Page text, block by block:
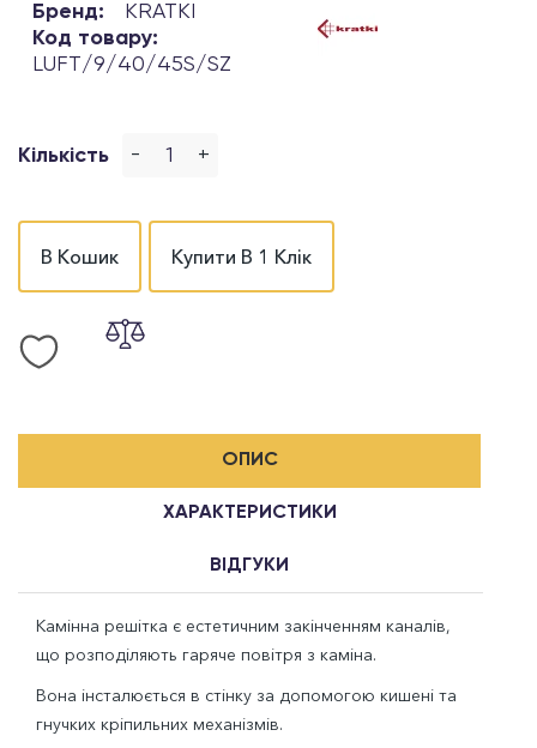
Бренд:
KRATKI
Код товару:
LUFT/9/40/45S/SZ
Кількість - +
В Кошик Купити В 1 Клік
ОПИС
ХАРАКТЕРИСТИКИ
ВІДГУКИ
Камінна решітка є естетичним закінченням каналів,
що розподіляють гаряче повітря з каміна.
Вона інсталюється в стінку за допомогою кишені та
гнучких кріпильних механізмів.